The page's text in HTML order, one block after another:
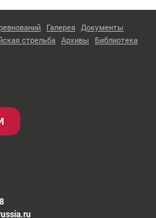
Галерея Документы
стрельба Архивы Библиотека